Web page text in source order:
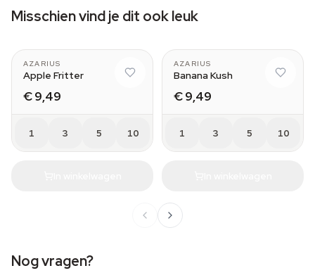
Misschien vind je dit ook leuk
AZARIUS
Apple Fritter
€ 9,49
1 3 5 10
AZARIUS
Banana Kush
€ 9,49
1 3 5 10
Nog vragen?